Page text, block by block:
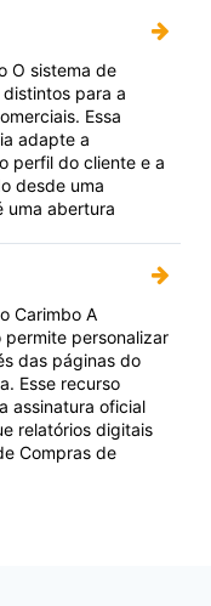
O sistema de
para a
Essa
adapte a
perfil do cliente e a
desde uma
uma abertura
Carimbo A
personalizar
das páginas do
Esse recurso
assinatura oficial
relatórios digitais
Compras de